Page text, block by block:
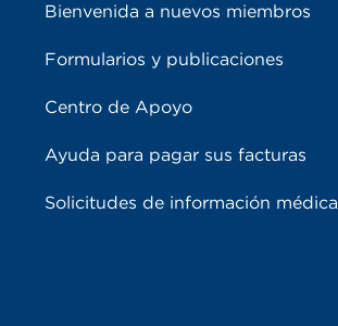
Bienvenida a nuevos miembros
Formularios y publicaciones
Centro de Apoyo
Ayuda para pagar sus facturas
Solicitudes de información médica